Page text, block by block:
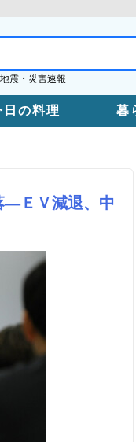
地震・災害速報
日の料理 暮
―ＥＶ減退、中